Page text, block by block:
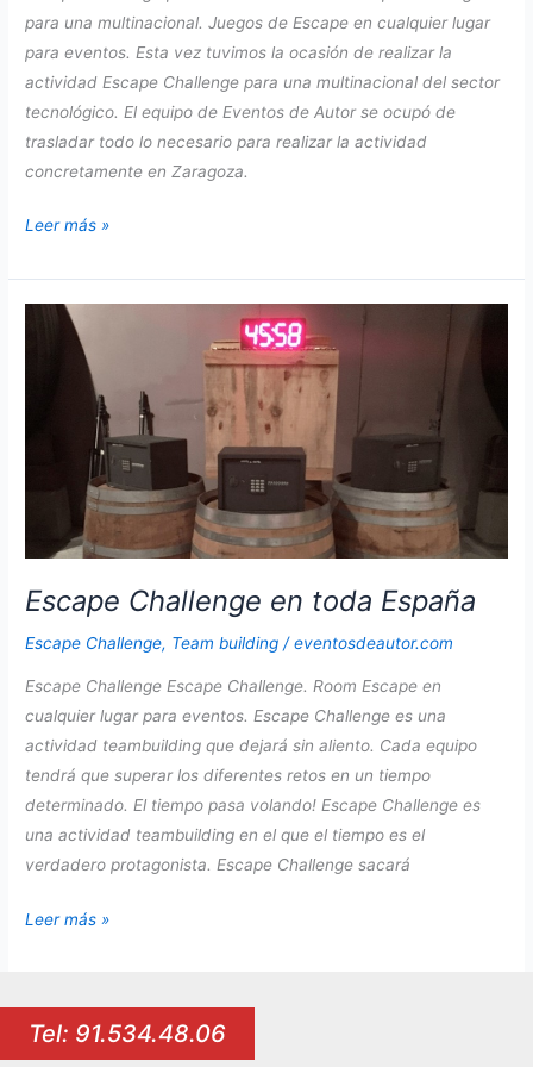
para una multinacional. Juegos de Escape en cualquier lugar
para eventos. Esta vez tuvimos la ocasión de realizar la
actividad Escape Challenge para una multinacional del sector
tecnológico. El equipo de Eventos de Autor se ocupó de
trasladar todo lo necesario para realizar la actividad
concretamente en Zaragoza.
Escape
para
multinacional
Leer más »
Escape Challenge en toda España
Escape Challenge, Team building /eventosdeautor.com
Escape Challenge Escape Challenge. Room Escape en
cualquier lugar para eventos. Escape Challenge es una
actividad teambuilding que dejará sin aliento. Cada equipo
tendrá que superar los diferentes retos en un tiempo
determinado. El tiempo pasa volando! Escape Challenge es
una actividad teambuilding en el que el tiempo es el
verdadero protagonista. Escape Challenge sacará
Escape
toda
España
Leer más »
Tel: 91.534.48.06